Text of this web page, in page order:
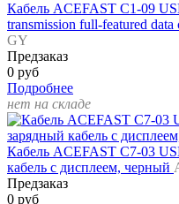
Кабель ACEFAST C1-09
transmission full-featured
GY
Предзаказ
0 руб
Подробнее
нет на складе
Кабель ACEFAST C7-03
кабель с дисплеем, черный
Предзаказ
0 руб